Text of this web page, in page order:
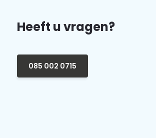
Heeft u vragen?
085 002 0715